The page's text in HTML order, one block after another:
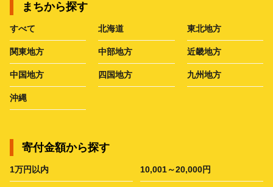
まちから探す
すべて 北海道 東北地方
関東地方 中部地方 近畿地方
中国地方 四国地方 九州地方
沖縄
寄付金額から探す
1万円以内 10,001～20,000円